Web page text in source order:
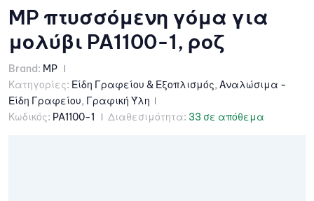
MP πτυσσόμενη γόμα για
μολύβι PA1100-1, ροζ
Brand: MP
Κατηγορίες: Είδη Γραφείου & Εξοπλισμός, Αναλώσιμα -
Είδη Γραφείου, Γραφική Ύλη
Κωδικός: PA1100-1 Διαθεσιμότητα: 33 σε απόθεμα